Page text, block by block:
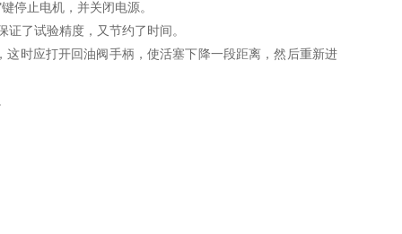
停止电机，并关闭电源。
了试验精度，又节约了时间。
时应打开回油阀手柄，使活塞下降一段距离，然后重新进